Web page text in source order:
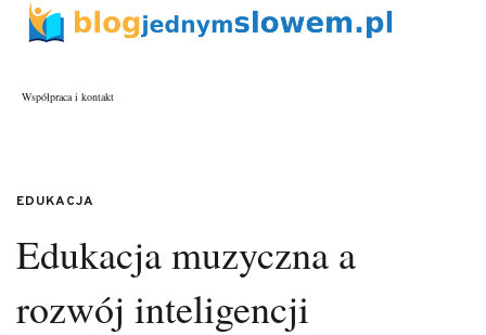
Współpraca i kontakt
EDUKACJA
Edukacja muzyczna a
rozwój inteligencji